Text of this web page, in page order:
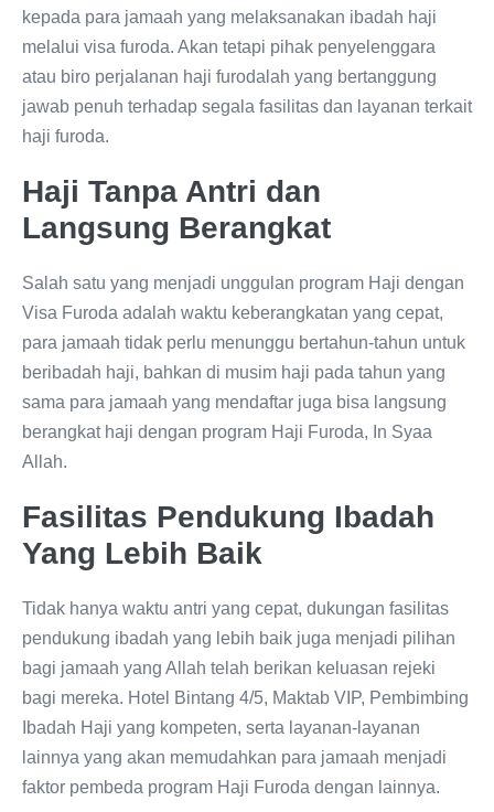
kepada para jamaah yang melaksanakan ibadah haji
melalui visa furoda. Akan tetapi pihak penyelenggara
atau biro perjalanan haji furodalah yang bertanggung
jawab penuh terhadap segala fasilitas dan layanan terkait
haji furoda.
Haji Tanpa Antri dan
Langsung Berangkat
Salah satu yang menjadi unggulan program Haji dengan
Visa Furoda adalah waktu keberangkatan yang cepat,
para jamaah tidak perlu menunggu bertahun-tahun untuk
beribadah haji, bahkan di musim haji pada tahun yang
sama para jamaah yang mendaftar juga bisa langsung
berangkat haji dengan program Haji Furoda, In Syaa
Allah.
Fasilitas Pendukung Ibadah
Yang Lebih Baik
Tidak hanya waktu antri yang cepat, dukungan fasilitas
pendukung ibadah yang lebih baik juga menjadi pilihan
bagi jamaah yang Allah telah berikan keluasan rejeki
bagi mereka. Hotel Bintang 4/5, Maktab VIP, Pembimbing
Ibadah Haji yang kompeten, serta layanan-layanan
lainnya yang akan memudahkan para jamaah menjadi
faktor pembeda program Haji Furoda dengan lainnya.